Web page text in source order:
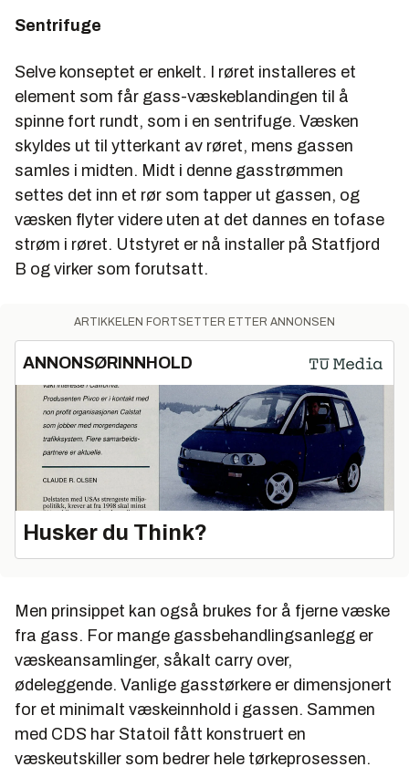
Sentrifuge
Selve konseptet er enkelt. I røret installeres et
element som får gass-væskeblandingen til å
spinne fort rundt, som i en sentrifuge. Væsken
skyldes ut til ytterkant av røret, mens gassen
samles i midten. Midt i denne gasstrømmen
settes det inn et rør som tapper ut gassen, og
væsken flyter videre uten at det dannes en tofase
strøm i røret. Utstyret er nå installer på Statfjord
B og virker som forutsatt.
ARTIKKELEN FORTSETTER ETTER ANNONSEN
ANNONSØRINNHOLD
Husker du Think?
Men prinsippet kan også brukes for å fjerne væske
fra gass. For mange gassbehandlingsanlegg er
væskeansamlinger, såkalt carry over,
ødeleggende. Vanlige gasstørkere er dimensjonert
for et minimalt væskeinnhold i gassen. Sammen
med CDS har Statoil fått konstruert en
væskeutskiller som bedrer hele tørkeprosessen.